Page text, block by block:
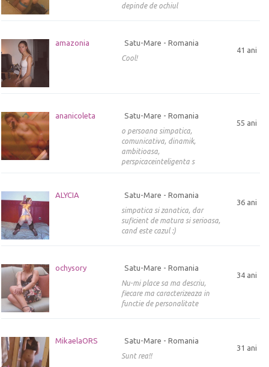
depinde de ochiul
amazonia
41 ani
Satu-Mare - Romania
Cool!
ananicoleta
55 ani
Satu-Mare - Romania
o persoana simpatica,
comunicativa, dinamik,
ambitioasa,
perspicaceinteligenta s
ALYCIA
36 ani
Satu-Mare - Romania
simpatica si zanatica, dar
suficient de matura si serioasa,
cand este cazul :)
ochysory
34 ani
Satu-Mare - Romania
Nu-mi place sa ma descriu,
fiecare ma caracterizeaza in
functie de personalitate
MikaelaORS
31 ani
Satu-Mare - Romania
Sunt rea!!